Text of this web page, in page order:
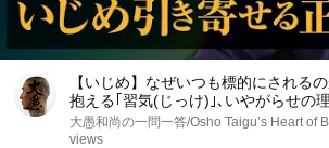
【いじめ】なぜいつも標的にされる
抱える｢習気(じっけ)｣､いやがらせの
を断つ方法｜大愚和尚の一問一答
大愚和尚の一問一答/Osho Taigu’s Heart of
views